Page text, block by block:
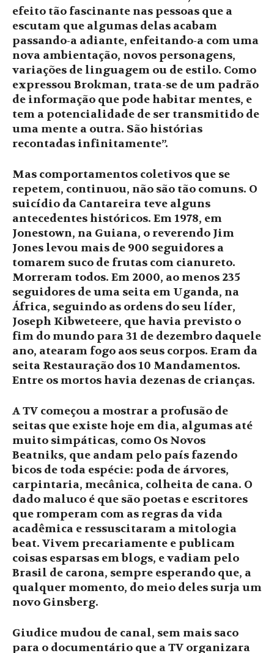
efeito tão fascinante nas pessoas que a
escutam que algumas delas acabam
passando-a adiante, enfeitando-a com uma
nova ambientação, novos personagens,
variações de linguagem ou de estilo. Como
expressou Brokman, trata-se de um padrão
de informação que pode habitar mentes, e
tem a potencialidade de ser transmitido de
uma mente a outra. São histórias
recontadas infinitamente”.
Mas comportamentos coletivos que se
repetem, continuou, não são tão comuns. O
suicídio da Cantareira teve alguns
antecedentes históricos. Em 1978, em
Jonestown, na Guiana, o reverendo Jim
Jones levou mais de 900 seguidores a
tomarem suco de frutas com cianureto.
Morreram todos. Em 2000, ao menos 235
seguidores de uma seita em Uganda, na
África, seguindo as ordens do seu líder,
Joseph Kibweteere, que havia previsto o
fim do mundo para 31 de dezembro daquele
ano, atearam fogo aos seus corpos. Eram da
seita Restauração dos 10 Mandamentos.
Entre os mortos havia dezenas de crianças.
A TV começou a mostrar a profusão de
seitas que existe hoje em dia, algumas até
muito simpáticas, como Os Novos
Beatniks, que andam pelo país fazendo
bicos de toda espécie: poda de árvores,
carpintaria, mecânica, colheita de cana. O
dado maluco é que são poetas e escritores
que romperam com as regras da vida
acadêmica e ressuscitaram a mitologia
beat. Vivem precariamente e publicam
coisas esparsas em blogs, e vadiam pelo
Brasil de carona, sempre esperando que, a
qualquer momento, do meio deles surja um
novo Ginsberg.
Giudice mudou de canal, sem mais saco
para o documentário que a TV organizara